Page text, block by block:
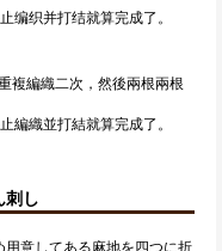
编织并打结就算完成了。
複編織二次，然後兩根兩根
編織並打結就算完成了。
ん刺し
用意してある麻地を四つに折